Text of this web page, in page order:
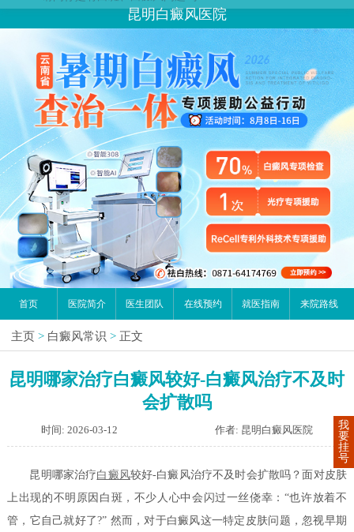
昆明白癜风医院
首页 医院简介 医生团队 在线预约 就医指南 来院路线
主页 > 白癜风常识 > 正文
昆明哪家治疗白癜风较好-白癜风治疗不及时
会扩散吗
时间: 2026-03-12 作者: 昆明白癜风医院
昆明哪家治疗白癜风较好-白癜风治疗不及时会扩散吗？面对皮肤
上出现的不明原因白斑，不少人心中会闪过一丝侥幸：“也许放着不
管，它自己就好了?” 然而，对于白癜风这一特定皮肤问题，忽视早期
我
要
挂
号